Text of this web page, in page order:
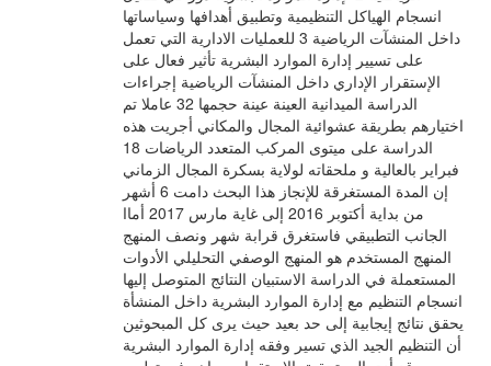
انسجام الهياكل التنظيمية وتطبيق أهدافها وسياساتها
داخل المنشآت الرياضية 3 للعمليات الادارية التي تعمل
على تسيير إدارة الموارد البشرية تأثير فعال على
الإستقرار الإداري داخل المنشآت الرياضية إجراءات
الدراسة الميدانية العينة عينة حجمها 32 عاملا تم
اختيارهم بطريقة عشوائية المجال والمكاني أجريت هذه
الدراسة على ميتوى المركب المتعدد الرياضات 18
فبراير بالعالية و ملحقاته لولاية بسكرة المجال الزماني
إن المدة المستغرقة للإنجاز هذا البحث دامت 6 أشهر
من بداية أكتوبر 2016 إلى غاية مارس 2017 أماا
الجانب التطبيقي فاستغرق قرابة شهر ونصف المنهج
المنهج المستخدم هو المنهج الوصفي التحليلي الأدوات
المستعملة في الدراسة الاستبيان النتائج المتوصل إليها
انسجام التنظيم مع إدارة الموارد البشرية داخل المنشأة
يحقق نتائج إيجابية إلى حد بعيد حيث يرى كل المبحوثين
أن التنظيم الجيد الذي تسير وفقه إدارة الموارد البشرية